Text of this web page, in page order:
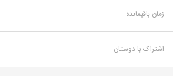
زمان باقیمانده
اشتراک با دوستان